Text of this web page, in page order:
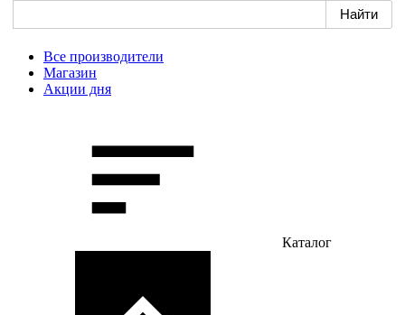
Все производители
Магазин
Акции дня
Каталог